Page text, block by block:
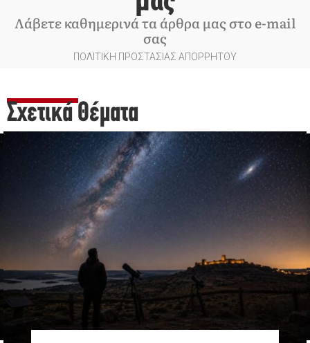
Λάβετε καθημερινά τα άρθρα μας στο e-mail
σας
ΠΟΛΙΤΙΚΗ ΠΡΟΣΤΑΣΙΑΣ ΑΠΟΡΡΗΤΟΥ
Σχετικά Θέματα